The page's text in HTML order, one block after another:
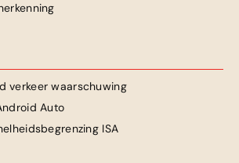
verkeer waarschuwing
Auto
ISA